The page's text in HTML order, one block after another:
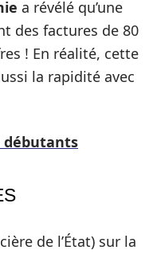
a révélé qu’une
des factures de 80
! En réalité, cette
la rapidité avec
débutants
de l’État) sur la